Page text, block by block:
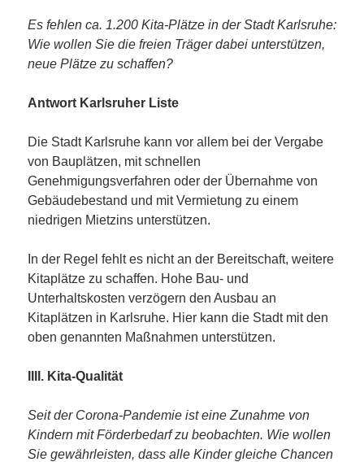
Es fehlen ca. 1.200 Kita-Plätze in der Stadt Karlsruhe:
Wie wollen Sie die freien Träger dabei unterstützen,
neue Plätze zu schaffen?
Antwort Karlsruher Liste
Die Stadt Karlsruhe kann vor allem bei der Vergabe
von Bauplätzen, mit schnellen
Genehmigungsverfahren oder der Übernahme von
Gebäudebestand und mit Vermietung zu einem
niedrigen Mietzins unterstützen.
In der Regel fehlt es nicht an der Bereitschaft, weitere
Kitaplätze zu schaffen. Hohe Bau- und
Unterhaltskosten verzögern den Ausbau an
Kitaplätzen in Karlsruhe. Hier kann die Stadt mit den
oben genannten Maßnahmen unterstützen.
IIII. Kita-Qualität
Seit der Corona-Pandemie ist eine Zunahme von
Kindern mit Förderbedarf zu beobachten. Wie wollen
Sie gewährleisten, dass alle Kinder gleiche Chancen